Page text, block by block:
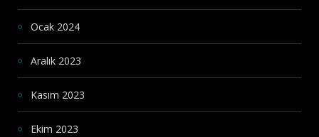
Ocak 2024
Aralık 2023
Kasım 2023
Ekim 2023